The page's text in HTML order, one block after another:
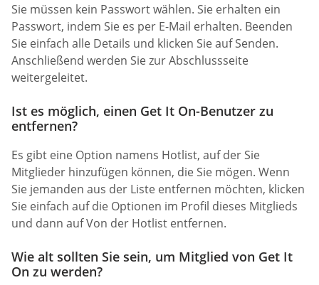
Sie müssen kein Passwort wählen. Sie erhalten ein
Passwort, indem Sie es per E-Mail erhalten. Beenden
Sie einfach alle Details und klicken Sie auf Senden.
Anschließend werden Sie zur Abschlussseite
weitergeleitet.
Ist es möglich, einen Get It On-Benutzer zu
entfernen?
Es gibt eine Option namens Hotlist, auf der Sie
Mitglieder hinzufügen können, die Sie mögen. Wenn
Sie jemanden aus der Liste entfernen möchten, klicken
Sie einfach auf die Optionen im Profil dieses Mitglieds
und dann auf Von der Hotlist entfernen.
Wie alt sollten Sie sein, um Mitglied von Get It
On zu werden?